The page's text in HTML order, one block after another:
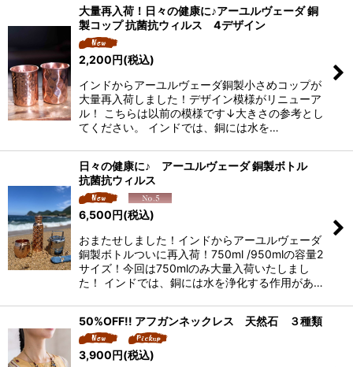
大量再入荷！日々の健康に♪アーユルヴェーダ 銅
製コップ 抗菌抗ウィルス 4デザイン
2,200円(税込)
インドからアーユルヴェーダ銅製小さめコップが
大量再入荷しました！デザイン模様がリニューア
ル！ こちらは以前の模様です↓大きさの参考とし
てください。 インドでは、銅には水を…
日々の健康に♪ アーユルヴェーダ 銅製ボトル
抗菌抗ウィルス
6,500円(税込)
おまたせしました！インドからアーユルヴェーダ
銅製ボトルついに再入荷！750ml /950mlの容量2
サイズ！今回は750mlのみ大量入荷いたしまし
た！ インドでは、銅には水を浄化する作用があ…
50%OFF!! アフガンネックレス 天然石 ３種類
3,900円(税込)